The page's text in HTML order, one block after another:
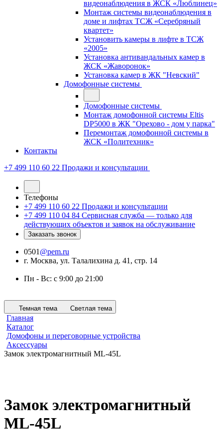
видеонаблюдения в ЖСК «Люблинец»
Монтаж системы видеонаблюдения в
доме и лифтах ТСЖ «Серебряный
квартет»
Установить камеры в лифте в ТСЖ
«2005»
Установка антивандальных камер в
ЖСК «Жаворонок»
Установка камер в ЖК "Невский"
Домофонные системы
Домофонные системы
Монтаж домофонной системы Eltis
DP5000 в ЖК "Орехово - дом у парка"
Перемонтаж домофонной системы в
ЖСК «Политехник»
Контакты
+7 499 110 60 22 Продажи и консультации
Телефоны
+7 499 110 60 22 Продажи и консультации
+7 499 110 04 84 Сервисная служба — только для
действующих объектов и заявок на обслуживание
Заказать звонок
0501 @pem.ru
г. Москва, ул. Талалихина д. 41, стр. 14
Пн - Вс: с 9:00 до 21:00
Темная тема Светлая тема
Главная
Каталог
Домофоны и переговорные устройства
Аксессуары
Замок электромагнитный ML-45L
Замок электромагнитный
ML-45L